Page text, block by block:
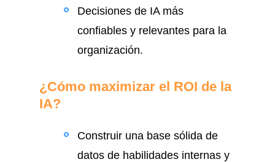
Decisiones de IA más
confiables y relevantes para la
organización.
¿Cómo maximizar el ROI de la
IA?
Construir una base sólida de
datos de habilidades internas y